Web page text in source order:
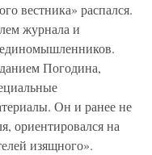
вестника» распался.
журнала и
единомышленников.
Погодина,
Он и ранее не
ориентировался на
изящного».